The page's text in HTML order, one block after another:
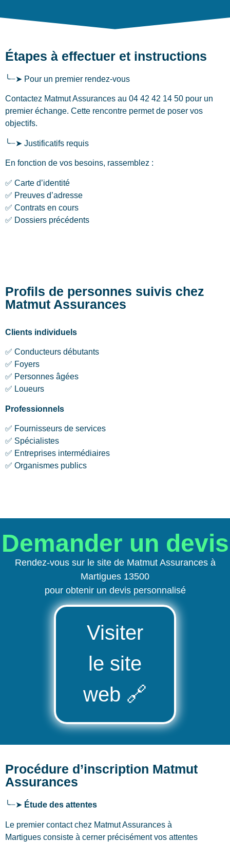
Étapes à effectuer et instructions
╰┈➤ Pour un premier rendez-vous
Contactez Matmut Assurances au 04 42 42 14 50 pour un
premier échange. Cette rencontre permet de poser vos
objectifs.
╰┈➤ Justificatifs requis
En fonction de vos besoins, rassemblez :
✅ Carte d’identité
✅ Preuves d’adresse
✅ Contrats en cours
✅ Dossiers précédents
Profils de personnes suivis chez
Matmut Assurances
Clients individuels
✅ Conducteurs débutants
✅ Foyers
✅ Personnes âgées
✅ Loueurs
Professionnels
✅ Fournisseurs de services
✅ Spécialistes
✅ Entreprises intermédiaires
✅ Organismes publics
Demander un devis
Rendez-vous sur le site de Matmut Assurances à
Martigues 13500
pour obtenir un devis personnalisé
Visiter
le site
web 🔗
Procédure d’inscription Matmut
Assurances
╰┈➤ Étude des attentes
Le premier contact chez Matmut Assurances à
Martigues consiste à cerner précisément vos attentes